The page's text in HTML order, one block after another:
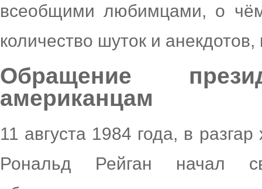
всеобщими любимцами, о чём
количество шуток и
Обращение
американцам
11 августа 1984 года, в
Рональд Рейган начал